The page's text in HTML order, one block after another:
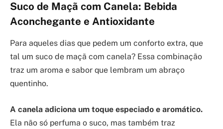
Suco de Maçã com Canela: Bebida
Aconchegante e Antioxidante
Para aqueles dias que pedem um conforto extra, que
tal um suco de maçã com canela? Essa combinação
traz um aroma e sabor que lembram um abraço
quentinho.
A canela adiciona um toque especiado e aromático.
Ela não só perfuma o suco, mas também traz